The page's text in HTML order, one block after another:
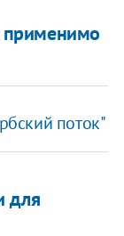
применимо
поток"
для